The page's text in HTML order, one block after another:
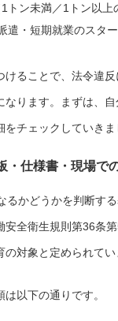
ン未満／1トン以上
・短期就業のスター
ることで、法令違
ります。まずは、
チェックしていきま
仕様書・現場で
かどうかを判断す
全衛生規則第36条
対象と定められてい
以下の通りです。